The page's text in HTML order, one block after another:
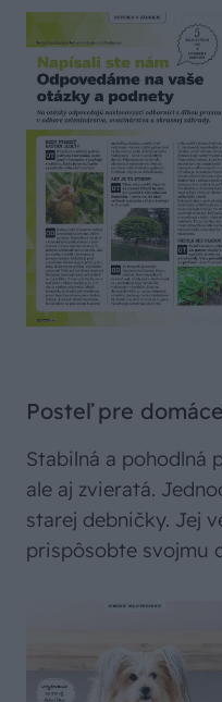
Posteľ pre
Stabilná a pohodlná
ale aj zvieratá.
starej debničky. Jej
prispôsobte svojmu